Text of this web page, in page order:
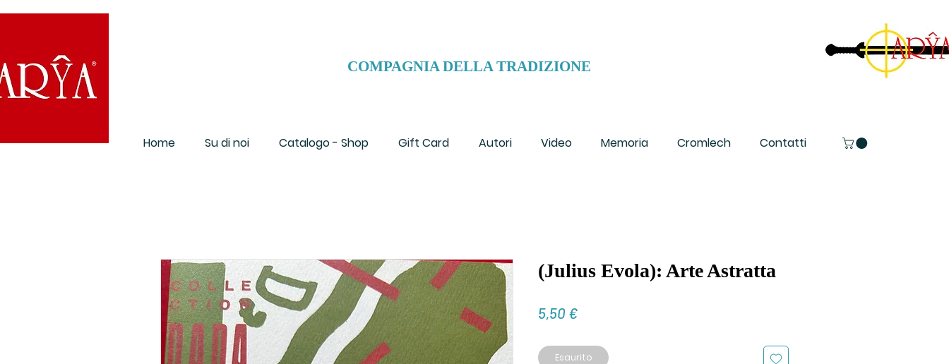
COMPAGNIA DELLA TRADIZIONE
Home Su di noi Catalogo - Shop Gift Card Autori Video Memoria Cromlech Contatti
(Julius Evola): Arte Astratta
5,50 €Prezzo
Esaurito